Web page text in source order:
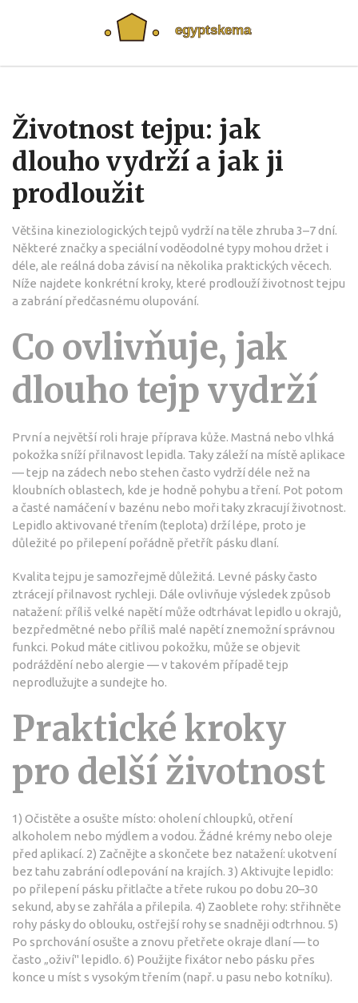
Životnost tejpu: jak
dlouho vydrží a jak ji
prodloužit
Většina kineziologických tejpů vydrží na těle zhruba 3–7 dní.
Některé značky a speciální voděodolné typy mohou držet i
déle, ale reálná doba závisí na několika praktických věcech.
Níže najdete konkrétní kroky, které prodlouží životnost tejpu
a zabrání předčasnému olupování.
Co ovlivňuje, jak
dlouho tejp vydrží
První a největší roli hraje příprava kůže. Mastná nebo vlhká
pokožka sníží přilnavost lepidla. Taky záleží na místě aplikace
— tejp na zádech nebo stehen často vydrží déle než na
kloubních oblastech, kde je hodně pohybu a tření. Pot potom
a časté namáčení v bazénu nebo moři taky zkracují životnost.
Lepidlo aktivované třením (teplota) drží lépe, proto je
důležité po přilepení pořádně přetřít pásku dlaní.
Kvalita tejpu je samozřejmě důležitá. Levné pásky často
ztrácejí přilnavost rychleji. Dále ovlivňuje výsledek způsob
natažení: příliš velké napětí může odtrhávat lepidlo u okrajů,
bezpředmětné nebo příliš malé napětí znemožní správnou
funkci. Pokud máte citlivou pokožku, může se objevit
podráždění nebo alergie — v takovém případě tejp
neprodlužujte a sundejte ho.
Praktické kroky
pro delší životnost
1) Očistěte a osušte místo: oholení chloupků, otření
alkoholem nebo mýdlem a vodou. Žádné krémy nebo oleje
před aplikací. 2) Začnějte a skončete bez natažení: ukotvení
bez tahu zabrání odlepování na krajích. 3) Aktivujte lepidlo:
po přilepení pásku přitlačte a třete rukou po dobu 20–30
sekund, aby se zahřála a přilepila. 4) Zaoblete rohy: střihněte
rohy pásky do oblouku, ostřejší rohy se snadněji odtrhnou. 5)
Po sprchování osušte a znovu přetřete okraje dlaní — to
často „oživí" lepidlo. 6) Použijte fixátor nebo pásku přes
konce u míst s vysokým třením (např. u pasu nebo kotníku).